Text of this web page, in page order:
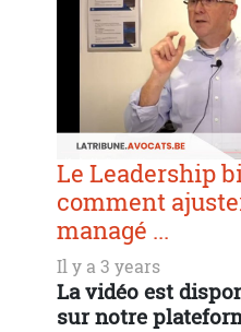
Le Leadership
comment
managé ...
Il y a 3 years
La vidéo est
sur notre